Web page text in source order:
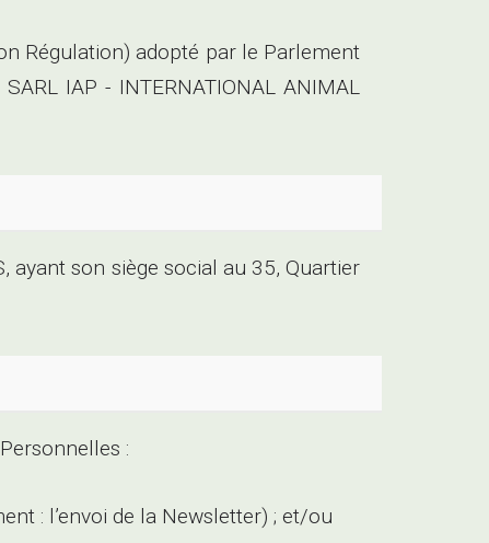
Régulation) adopté par le Parlement
IAP - INTERNATIONAL ANIMAL
ayant son siège social au 35, Quartier
:
: l’envoi de la Newsletter) ; et/ou